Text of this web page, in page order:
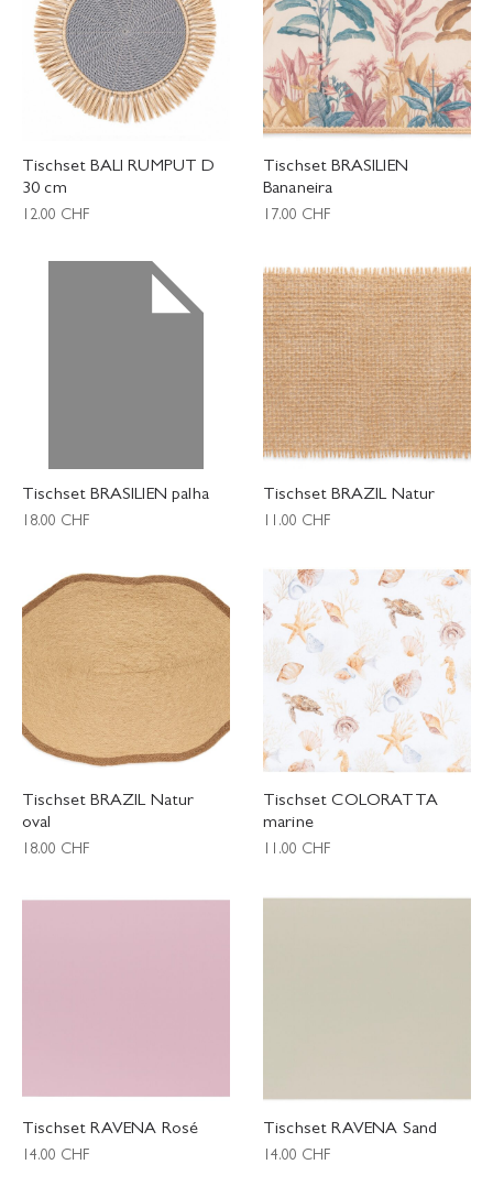
Tischset BALI RUMPUT D
30 cm
12.00 CHF
Tischset BRASILIEN
Bananeira
17.00 CHF
Tischset BRASILIEN palha
18.00 CHF
Tischset BRAZIL Natur
11.00 CHF
Tischset BRAZIL Natur
oval
18.00 CHF
Tischset COLORATTA
marine
11.00 CHF
Tischset RAVENA Rosé
14.00 CHF
Tischset RAVENA Sand
14.00 CHF